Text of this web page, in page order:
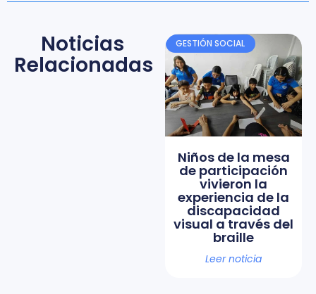
Noticias
Relacionadas
GESTIÓN SOCIAL
Niños de la mesa
de participación
vivieron la
experiencia de la
discapacidad
visual a través del
braille
Leer noticia